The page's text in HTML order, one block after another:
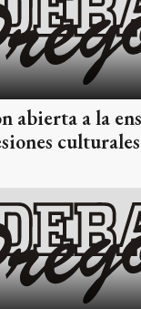
abierta a la
culturales